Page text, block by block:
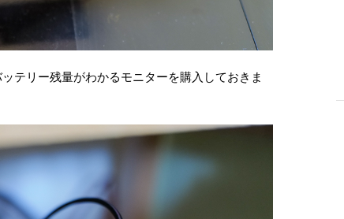
テリー残量がわかるモニターを購入しておきま